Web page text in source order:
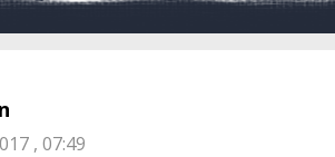
, 07:49